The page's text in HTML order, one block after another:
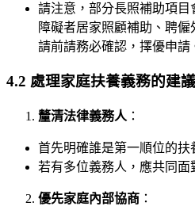
請注意，部分長照補助項
障礙者居家照顧補助、聘
請前請務必確認，擇優申請
4.2 處理家庭扶養義務的建議
釐清法律義務人 ：
首先明確誰是第一順位的扶
若有多位義務人，應共同面
優先家庭內部協商 ：